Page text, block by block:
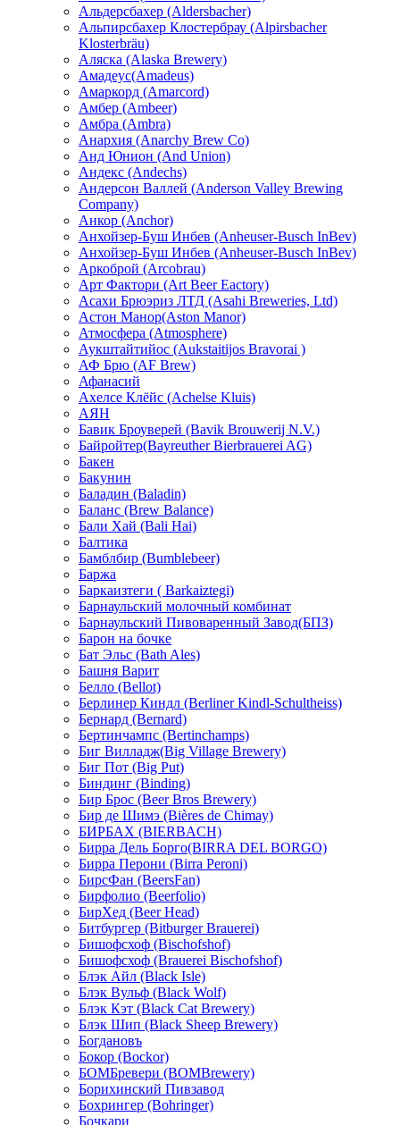
Альдерсбахер (Aldersbacher)
Альпирсбахер Клостербрау (Alpirsbacher
Klosterbräu)
Аляска (Alaska Brewery)
Амадеус(Amadeus)
Амаркорд (Amarcord)
Амбер (Ambeer)
Амбра (Ambra)
Анархия (Anarchy Brew Co)
Анд Юнион (And Union)
Андекс (Andechs)
Андерсон Валлей (Anderson Valley Brewing
Company)
Анкор (Anchor)
Анхойзер-Буш Инбев (Anheuser-Busch InBev)
Анхойзер-Буш Инбев (Anheuser-Busch InBev)
Аркоброй (Arcobrau)
Арт Фактори (Art Beer Eactory)
Асахи Брюэриз ЛТД (Asahi Breweries, Ltd)
Астон Манор(Aston Manor)
Атмосфера (Atmosphere)
Аукштайтийос (Aukstaitijos Bravorai )
АФ Брю (AF Brew)
Афанасий
Ахелсе Клёйс (Achelse Kluis)
АЯН
Бавик Броуверей (Bavik Brouwerij N.V.)
Байройтер(Bayreuther Bierbrauerei AG)
Бакен
Бакунин
Баладин (Baladin)
Баланс (Brew Balance)
Бали Хай (Bali Hai)
Балтика
Бамблбир (Bumblebeer)
Баржа
Баркаизтеги ( Barkaiztegi)
Барнаульский молочный комбинат
Барнаульский Пивоваренный Завод(БПЗ)
Барон на бочке
Бат Эльс (Bath Ales)
Башня Варит
Белло (Bellot)
Берлинер Киндл (Berliner Kindl-Schultheiss)
Бернард (Bernard)
Бертинчампс (Bertinchamps)
Биг Вилладж(Big Village Brewery)
Биг Пот (Big Put)
Биндинг (Binding)
Бир Брос (Beer Bros Brewery)
Бир де Шимэ (Bières de Chimay)
БИРБАХ (BIERBACH)
Бирра Дель Борго(BIRRA DEL BORGO)
Бирра Перони (Birra Peroni)
БирсФан (BeersFan)
Бирфолио (Beerfolio)
БирХед (Beer Head)
Битбургер (Bitburger Brauerei)
Бишофсхоф (Bischofshof)
Бишофсхоф (Brauerei Bischofshof)
Блэк Айл (Black Isle)
Блэк Вульф (Black Wolf)
Блэк Кэт (Black Cat Brewery)
Блэк Шип (Black Sheep Brewery)
Богдановъ
Бокор (Bockor)
БОМБревери (BOMBrewery)
Борихинский Пивзавод
Бохрингер (Bohringer)
Бочкари